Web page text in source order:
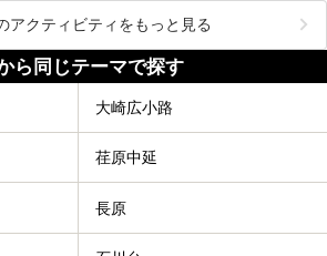
アクティビティをもっと見る
ら同じテーマで探す
大崎広小路
荏原中延
長原